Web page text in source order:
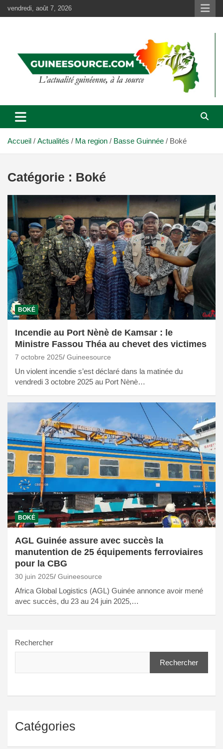
au
vendredi, août 7, 2026
Accueil Actualités Ma region Basse Guinnée Boké
Catégorie : Boké
BOKÉ
Incendie au Port Nènè de Kamsar : le
Ministre Fassou Théa au chevet des victimes
7 octobre 2025 Guineesource
Un violent incendie s’est déclaré dans la matinée du
vendredi 3 octobre 2025 au Port Nènè…
BOKÉ
AGL Guinée assure avec succès la
manutention de 25 équipements ferroviaires
pour la CBG
30 juin 2025 Guineesource
Africa Global Logistics (AGL) Guinée annonce avoir mené
avec succès, du 23 au 24 juin 2025,…
Rechercher
Rechercher
Catégories